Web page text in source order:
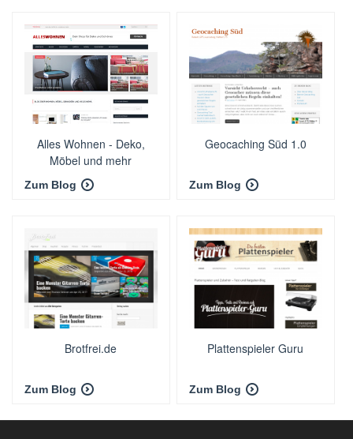
Alles Wohnen - Deko,
Möbel und mehr
Zum Blog
Geocaching Süd 1.0
Zum Blog
Brotfrei.de
Zum Blog
Plattenspieler Guru
Zum Blog